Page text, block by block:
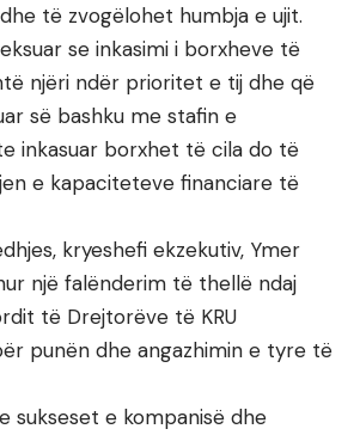
të zvogëlohet humbja e ujit.
se inkasimi i borxheve të
njëri ndër prioritet e tij dhe që
së bashku me stafin e
inkasuar borxhet të cila do të
e kapaciteteve financiare të
kryeshefi ekzekutiv, Ymer
një falënderim të thellë ndaj
të Drejtorëve të KRU
punën dhe angazhimin e tyre të
sukseset e kompanisë dhe